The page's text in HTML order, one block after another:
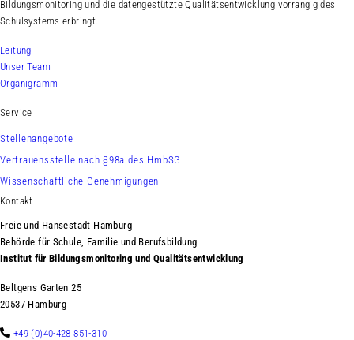
und statistische Analysen
Programmevaluation
Bildungsmonitoring und die datengestützte Qualitätsentwicklung vorrangig des
Schulsystems erbringt.
Leitung
Unser Team
Organigramm
Service
Stellenangebote
Vertrauensstelle nach §98a des HmbSG
Wissenschaftliche Genehmigungen
Kontakt
Freie und Hansestadt Hamburg
Behörde für Schule, Familie und Berufsbildung
Institut für Bildungsmonitoring und Qualitätsentwicklung
Beltgens Garten 25
20537 Hamburg
+49 (0)40-428 851-310